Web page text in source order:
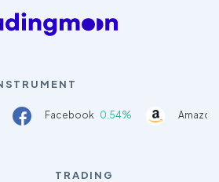
Facebook 0.54%
TRADING